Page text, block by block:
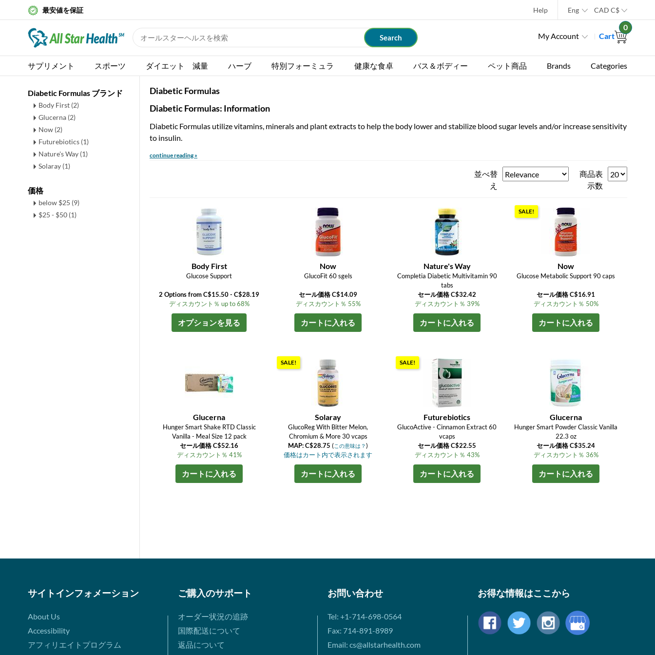
最安値を保証 Help Eng CAD C$
My Account Cart
0
サプリメント スポーツ ダイエット 減量 ハーブ 特別フォーミュラ 健康な食卓 バス＆ボディー ペット商品 Brands Categories
Diabetic Formulas ブランド
Body First (2)
Glucerna (2)
Now (2)
Futurebiotics (1)
Nature's Way (1)
Solaray (1)
価格
below $25 (9)
$25 - $50 (1)
Diabetic Formulas
Diabetic Formulas: Information
Diabetic Formulas utilize vitamins, minerals and plant extracts to help the body lower and stabilize blood sugar levels and/or increase sensitivity
to insulin.
continue reading »
並べ替
え
商品表
示数
Body First
Glucose Support
2 Options from C$15.50 - C$28.19
ディスカウント％ up to 68%
オプションを見る
Now
GlucoFit 60 sgels
セール価格 C$14.09
ディスカウント％ 55%
カートに入れる
Nature's Way
Completia Diabetic Multivitamin 90
tabs
セール価格 C$32.42
ディスカウント％ 39%
カートに入れる
SALE!
Now
Glucose Metabolic Support 90 caps
セール価格 C$16.91
ディスカウント％ 50%
カートに入れる
Glucerna
Hunger Smart Shake RTD Classic
Vanilla - Meal Size 12 pack
セール価格 C$52.16
ディスカウント％ 41%
カートに入れる
SALE!
Solaray
GlucoReg With Bitter Melon,
Chromium & More 30 vcaps
MAP: C$28.75(この意味は？)
価格はカート内で表示されます
カートに入れる
SALE!
Futurebiotics
GlucoActive - Cinnamon Extract 60
vcaps
セール価格 C$22.55
ディスカウント％ 43%
カートに入れる
Glucerna
Hunger Smart Powder Classic Vanilla
22.3 oz
セール価格 C$35.24
ディスカウント％ 36%
カートに入れる
サイトインフォメーション
About Us
Accessibility
アフィリエイトプログラム
ご購入のサポート
オーダー状況の追跡
国際配送について
返品について
お問い合わせ
Tel: +1-714-698-0564
Fax: 714-891-8989
Email: cs@allstarhealth.com
お得な情報はここから